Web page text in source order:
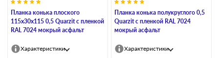
Планка конька плоского
115х30х115 0,5 Quarzit с пленкой
RAL 7024 мокрый асфальт
Характеристики
Планка конька полукруглого 0,5
Quarzit с пленкой RAL 7024
мокрый асфальт
Характеристики